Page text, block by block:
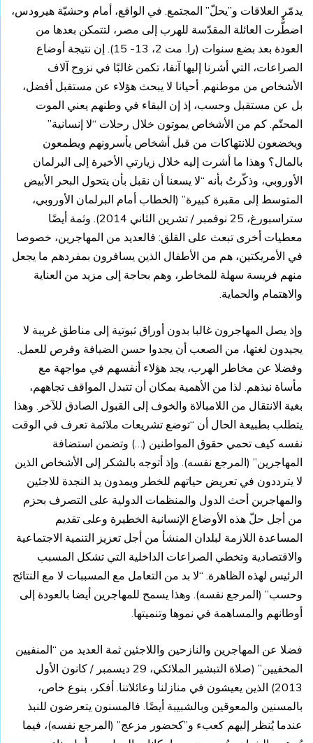
يدمّر العلاقات و”يحلّ” المجتمع. في الواقع، أمام وحشيّة هيرودس،
اضطُّرت العائلة المقدّسة للهرب إلى مصر، لتتمكن بعدها من
العودة بعد بضع سنوات (را. مت 2، 13- 15). إن نتيجة أوضاع
الصراعات، التي أشرنا إليها آنفا، تكمن غالبًا في نزوح آلاف
الأشخاص من موطنهم. أحيانا لا يبحث هؤلاء عن مستقبل أفضل،
بل عن مستقبل وحسب، إذ إن البقاء في وطنهم يعني الموت
المحتّم. كم من الأشخاص يموتون خلال رحلات “لا إنسانية”
ويخضعون للانتهاكات من قبل أشخاص يأسرونهم ويطمعون
بالمال؟ وهذا ما أشرت إليه خلال زيارتي الأخيرة إلى البرلمان
الأوروبي، وذكّرتُ بأنه “لا يسعنا أن نقبل بأن يتحول البحر الأبيض
المتوسط إلى مقبرة كبيرة” (الخطاب أمام البرلمان الأوروبي،
ستراسبورغ، 25 نوفمبر / تشرين الثاني 2014). وثمة أيضًا
معطيات أخرى تبعث على القلق: فالعديد من المهاجرين، خصوصا
في الأمريكتين، هم من الأطفال الذين يسافرون بمفردهم ما يجعل
منهم فريسة سهلة للمخاطر، وهم بحاجة إلى مزيد من العناية
والاهتمام والحماية.
وإذ يصل المهاجرون غالبا بدون أوراق ثبوتية إلى مناطق غريبة لا
يجيدون لغتها، من الصعب أن يجدوا حسن الضيافة وفرص للعمل.
وفضلا عن مخاطر الهرب، يجد هؤلاء أنفسهم في مواجهة مع
مأساة نبذهم. لذا من الأهمية بمكان أن تتبدل المواقف تجاههم،
بغية الانتقال من اللامبالاة والخوف إلى القبول الصادق للآخر. وهذا
يتطلب بطبيعة الحال أن “توضع تشريعات ملائمة تعرف في الوقت
نفسه كيف تحمي حقوق المواطنين (…) وتضمن استضافة
المهاجرين” (المرجع نفسه). وإذ أتوجه بالشكر إلى الأشخاص الذين
لا يترددون في تعريض حياتهم للخطر ويمدون يد النجدة للاجئين
والمهاجرين أحث الدول والمنظمات الدولية على التصرف بحزم
من أجل حلّ هذه الأوضاع الإنسانية الخطيرة وعلى تقديم
المساعدة اللازمة لبلدان المنشأ من أجل تعزيز التنمية الاجتماعية
والاقتصادية وتخطي الصراعات الداخلية التي تشكل المسبب
الرئيس لهذه الظاهرة. “لا بد من التعامل مع المسببات لا مع النتائج
وحسب” (المرجع نفسه). وهذا يسمح للمهاجرين أيضا بالعودة إلى
أوطانهم والمساهمة في نموها وتنميتها.
فضلا عن المهاجرين والنازحين واللاجئين ثمة العديد من “المنفيين
المخفيين” (صلاة التبشير الملائكي، 29 ديسمبر / كانون الأول
2013) الذين يعيشون في منازلنا وعائلاتنا. أفكر، بنوع خاص،
بالمسنين والمعوقين وبالشبيبة أيضًا. فالمسنون يتعرضون للنبذ
عندما يُنظر إليهم كعبء و”كحضور مزعج” (المرجع نفسه)، فيما